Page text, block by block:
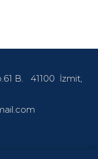
B. 41100 İzmit,